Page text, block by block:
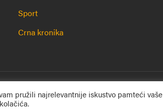
Sport
Crna kronika
pridržana.
pružili najrelevantnije iskustvo pamteći